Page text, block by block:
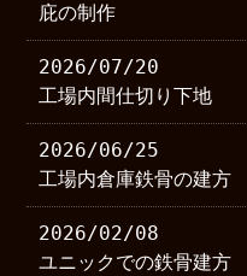
庇の制作
2026/07/20
工場内間仕切り下地
2026/06/25
工場内倉庫鉄骨の建方
2026/02/08
ユニックでの鉄骨建方